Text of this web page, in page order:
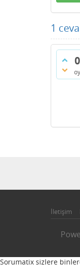
1
0
oy
İletişim
Sorumatix sizlere